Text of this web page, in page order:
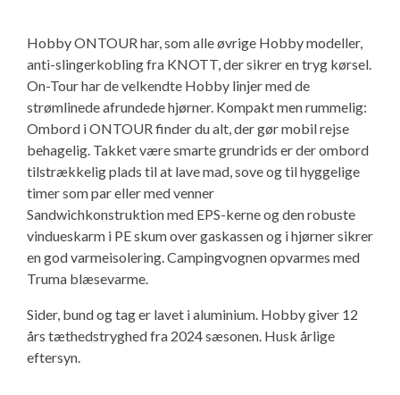
GPDR - Optagelse af foto og video
GPDR - KG Camping Kundeklub
Hobby ONTOUR har, som alle øvrige Hobby modeller,
anti-slingerkobling fra KNOTT, der sikrer en tryg kørsel.
On-Tour har de velkendte Hobby linjer med de
strømlinede afrundede hjørner. Kompakt men rummelig:
Ombord i ONTOUR finder du alt, der gør mobil rejse
behagelig. Takket være smarte grundrids er der ombord
tilstrækkelig plads til at lave mad, sove og til hyggelige
timer som par eller med venner
Sandwichkonstruktion med EPS-kerne og den robuste
vindueskarm i PE skum over gaskassen og i hjørner sikrer
en god varmeisolering. Campingvognen opvarmes med
Truma blæsevarme.
Sider, bund og tag er lavet i aluminium. Hobby giver 12
års tæthedstryghed fra 2024 sæsonen. Husk årlige
eftersyn.